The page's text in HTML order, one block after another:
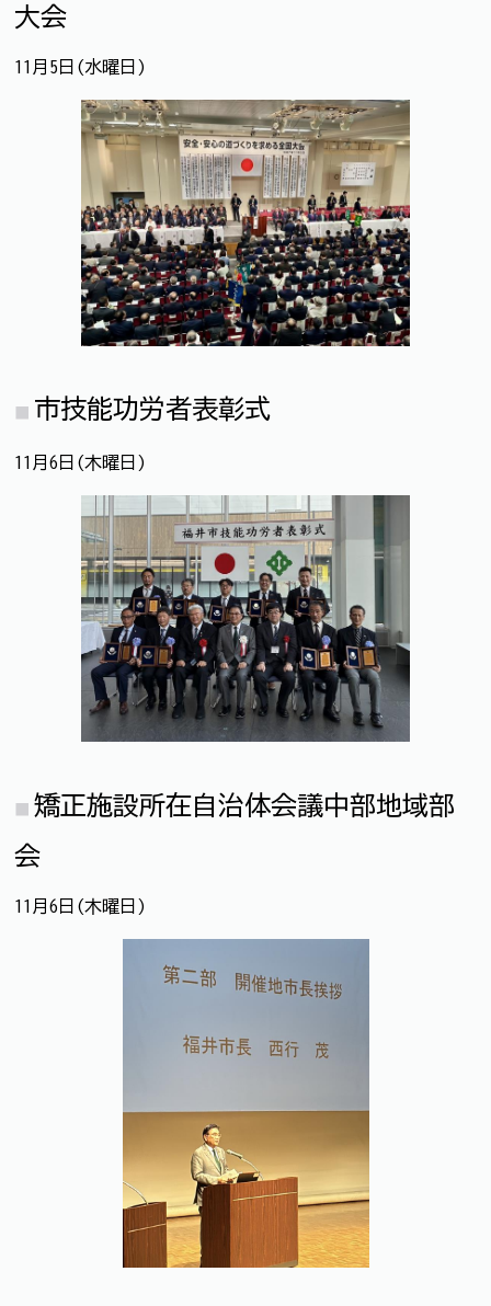
大会
11月5日(水曜日)
市技能功労者表彰式
11月6日(木曜日)
矯正施設所在自治体会議中部地域部
会
11月6日(木曜日)